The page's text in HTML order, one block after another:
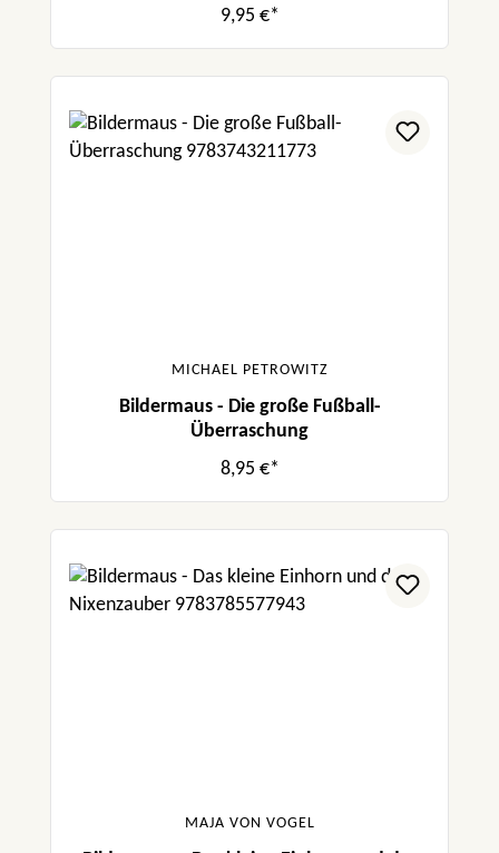
9,95 €*
MICHAEL PETROWITZ
Bildermaus - Die große Fußball-
Überraschung
8,95 €*
MAJA VON VOGEL